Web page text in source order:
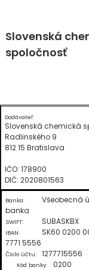
to
content
Slovenská
spoločnosť
Dodávateľ:
Slovenská chemická
Radlinského 9
812 15 Bratislava
IČO: 178900
DIČ: 2020801563
Banka:
Všeobecná
banka
SWIFT: SUBASKBX
IBAN:
SK60 0200
7771 5556
Číslo účtu: 1277715556
Kód banky: 0200